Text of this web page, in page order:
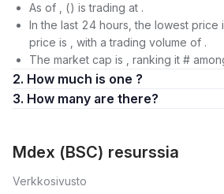
As of , () is trading at .
In the last 24 hours, the lowest price
price is , with a trading volume of .
The market cap is , ranking it #
2. How much is one ?
3. How many are there?
Mdex (BSC) resurssia
Verkkosivusto